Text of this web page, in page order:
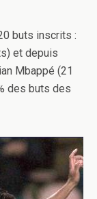
buts inscrits :
et depuis
Mbappé (21
des buts des